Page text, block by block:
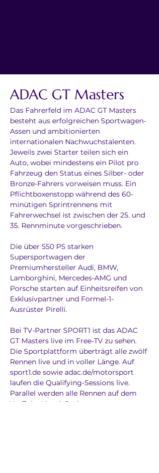
ADAC GT Masters
Das Fahrerfeld im ADAC GT Masters
besteht aus erfolgreichen Sportwagen-
Assen und ambitionierten
internationalen Nachwuchstalenten.
Jeweils zwei Starter teilen sich ein
Auto, wobei mindestens ein Pilot pro
Fahrzeug den Status eines Silber- oder
Bronze-Fahrers vorweisen muss. Ein
Pflichtboxenstopp während des 60-
minütigen Sprintrennens mit
Fahrerwechsel ist zwischen der 25. und
35. Rennminute vorgeschrieben.
Die über 550 PS starken
Supersportwagen der
Premiumhersteller Audi, BMW,
Lamborghini, Mercedes-AMG und
Porsche starten auf Einheitsreifen von
Exklusivpartner und Formel-1-
Ausrüster Pirelli.
Bei TV-Partner SPORT1 ist das ADAC
GT Masters live im Free-TV zu sehen.
Die Sportplattform überträgt alle zwölf
Rennen live und in voller Länge. Auf
sport1.de sowie adac.de/motorsport
laufen die Qualifying-Sessions live.
Parallel werden alle Rennen auf dem
YouTube-Kanal @adacmotorsports